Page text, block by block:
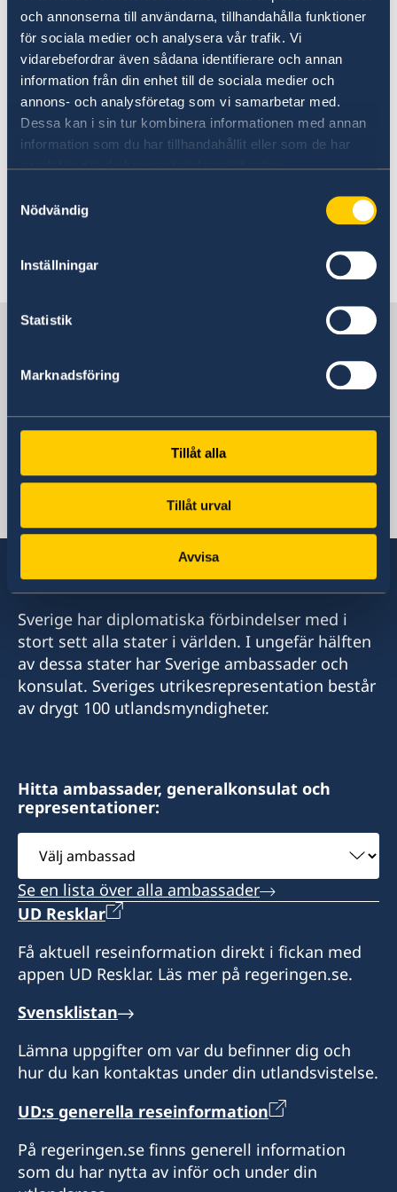
och annonserna till användarna, tillhandahålla funktioner
för sociala medier och analysera vår trafik. Vi
vidarebefordrar även sådana identifierare och annan
information från din enhet till de sociala medier och
annons- och analysföretag som vi samarbetar med.
Dessa kan i sin tur kombinera informationen med annan
information som du har tillhandahållit eller som de har
samlat in när du har använt deras tjänster.
Nödvändig
Inställningar
Statistik
Marknadsföring
Tillåt alla
Tillåt urval
Avvisa
Rån, stölder och annan kriminalitet mot
utlänningar förekommer och vissa områden i
Lomé som gränsen mot Ghana, Grand Marché
och stadsstranden är speciellt utsatta.
Starka havsströmmar förekommer med många
drunkningstillbud som följd och stor
försiktighet bör därför iakttas vid bad längs
kusten.
Senast uppdaterad 03 juli 2026, 13.55
Sverige i Togo
Togo, Stockholm
Svenska konsulat
Sverige har diplomatiska förbindelser med i
stort sett alla stater i världen. I ungefär hälften
av dessa stater har Sverige ambassader och
konsulat. Sveriges utrikesrepresentation består
av drygt 100 utlandsmyndigheter.
Hitta ambassader, generalkonsulat och
representationer:
Välj
ambassad
Se en lista över alla ambassader
UD Resklar
Få aktuell reseinformation direkt i fickan med
appen UD Resklar. Läs mer på regeringen.se.
Svensklistan
Lämna uppgifter om var du befinner dig och
hur du kan kontaktas under din utlandsvistelse.
UD:s generella reseinformation
På regeringen.se finns generell information
som du har nytta av inför och under din